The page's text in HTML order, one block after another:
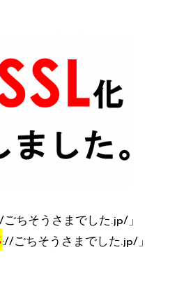
ちそうさまでした.jp/」
://ごちそうさまでした.jp/」